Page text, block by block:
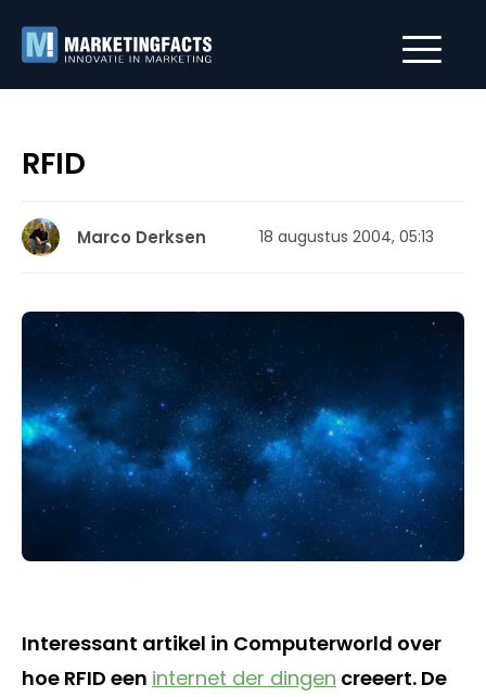
RFID
Marco Derksen 18 augustus 2004, 05:13
Interessant artikel in Computerworld over
hoe RFID een internet der dingen creeert. De